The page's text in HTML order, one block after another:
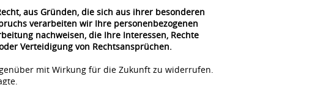
aus Gründen, die sich aus ihrer besonderen
verarbeiten wir Ihre personenbezogenen
nachweisen, die Ihre Interessen, Rechte
Verteidigung von Rechtsansprüchen.
mit Wirkung für die Zukunft zu widerrufen.